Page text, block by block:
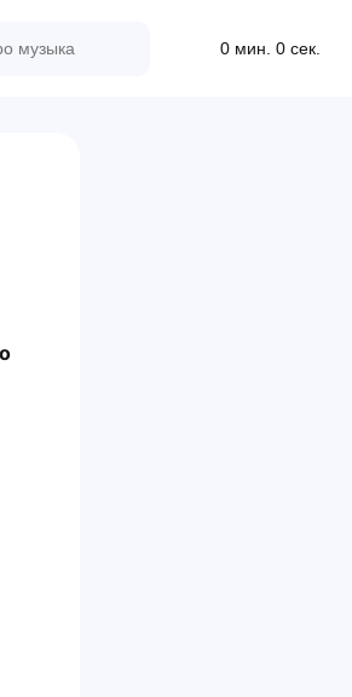
0 мин. 0 сек.